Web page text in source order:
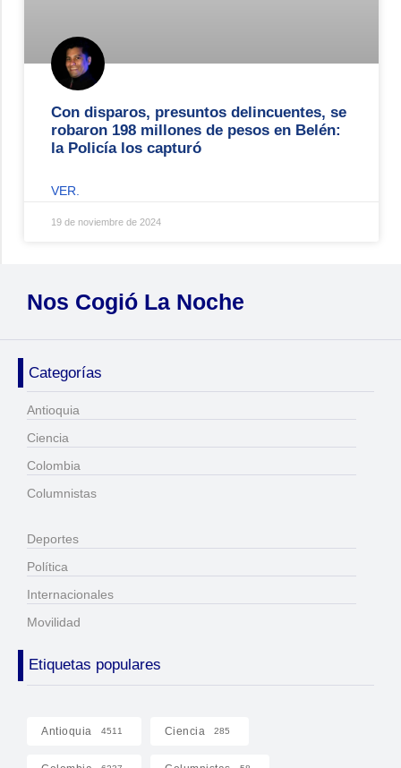
Con disparos, presuntos delincuentes, se
robaron 198 millones de pesos en Belén:
la Policía los capturó
VER.
19 de noviembre de 2024
Nos Cogió La Noche
Categorías
Antioquia
Ciencia
Colombia
Columnistas
Deportes
Política
Internacionales
Movilidad
Etiquetas populares
Antioquia 4511 Ciencia 285